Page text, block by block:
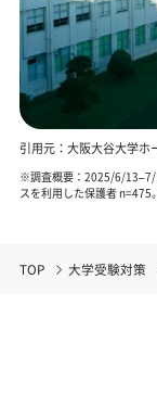
引用元：大阪大谷大学ホ
※調査概要：2025/6/13–7/
スを利用した保護者 n=475
TOP 大学受験対策